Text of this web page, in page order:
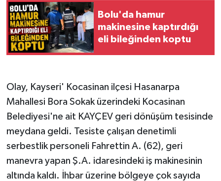
Bolu'da hamur
makinesine kaptırdığı
eli bileğinden koptu
Olay, Kayseri' Kocasinan ilçesi Hasanarpa
Mahallesi Bora Sokak üzerindeki Kocasinan
Belediyesi'ne ait KAYÇEV geri dönüşüm tesisinde
meydana geldi. Tesiste çalışan denetimli
serbestlik personeli Fahrettin A. (62), geri
manevra yapan Ş.A. idaresindeki iş makinesinin
altında kaldı. İhbar üzerine bölgeye çok sayıda